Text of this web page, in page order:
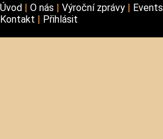
Úvod O nás Výroční zprávy Events
Kontakt
Přihlásit